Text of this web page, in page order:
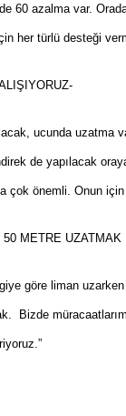
60 azalma var.
her türlü desteği
ucunda uzatma
de yapılacak
çok önemli. Onun
METRE UZATMAK
göre liman
Bizde